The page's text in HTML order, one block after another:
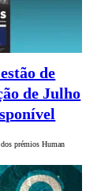
de
de Julho
dos prémios Human